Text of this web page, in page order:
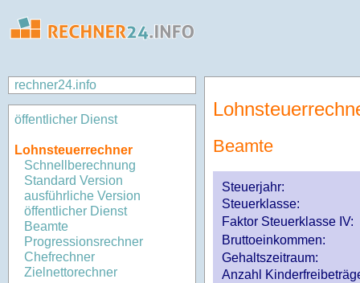
rechner24.info
öffentlicher Dienst
Lohnsteuerrechner
Schnellberechnung
Standard Version
ausführliche Version
öffentlicher Dienst
Beamte
Progressionsrechner
Chefrechner
Zielnettorechner
Beamte
Steuerjahr:
Steuerklasse:
Faktor Steuerklasse IV:
Bruttoeinkommen:
Gehaltszeitraum:
Anzahl